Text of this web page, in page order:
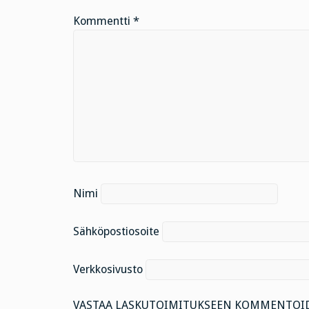
Kommentti *
Nimi
Sähköpostiosoite
Verkkosivusto
VASTAA LASKUTOIMITUKSEEN